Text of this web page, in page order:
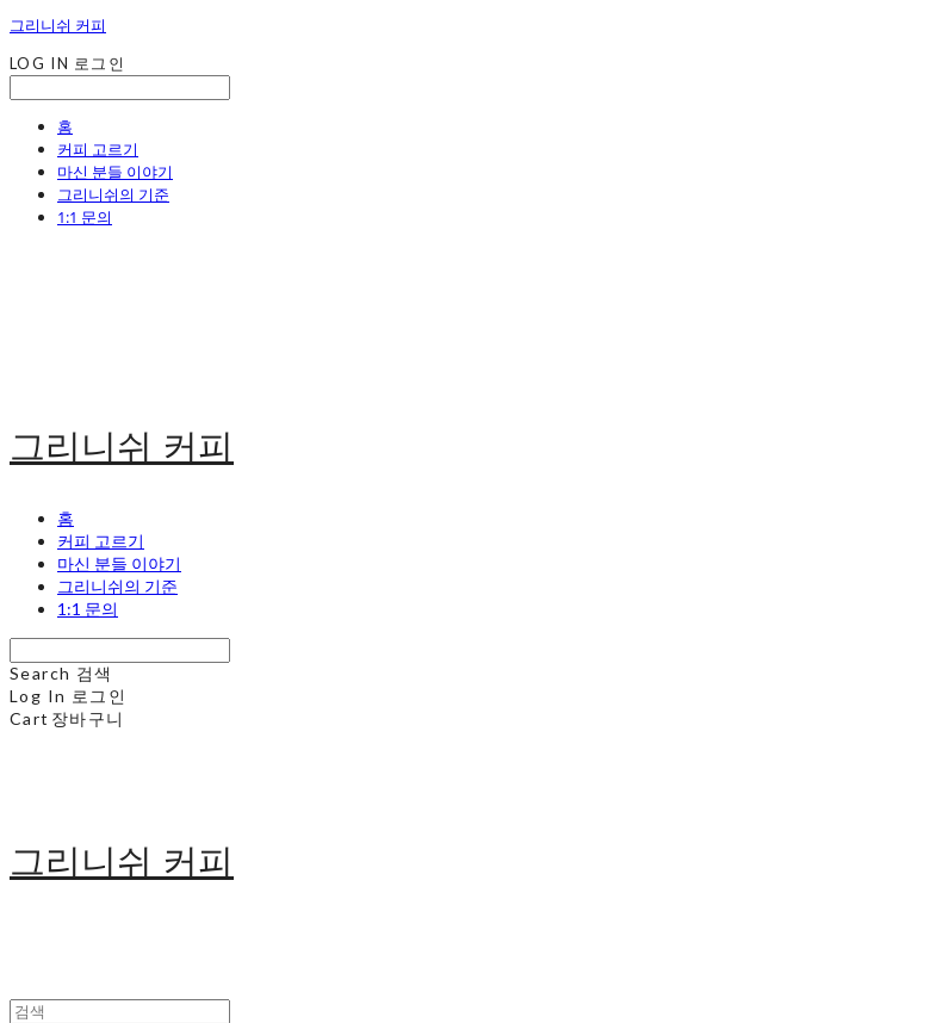
그리니쉬 커피
LOG IN 로그인
홈
커피 고르기
마신 분들 이야기
그리니쉬의 기준
1:1 문의
그리니쉬 커피
홈
커피 고르기
마신 분들 이야기
그리니쉬의 기준
1:1 문의
Search 검색
Log In 로그인
Cart 장바구니
그리니쉬 커피